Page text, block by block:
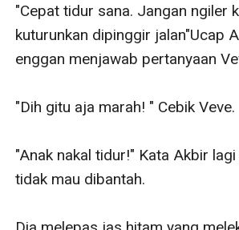
"Cepat tidur sana. Jangan ngiler
kuturunkan dipinggir jalan"Ucap
enggan menjawab pertanyaan
"Dih gitu aja marah! " Cebik Veve.
"Anak nakal tidur!" Kata Akbir
tidak mau dibantah.